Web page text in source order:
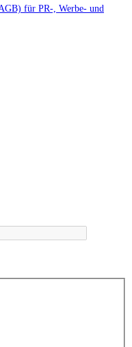
für PR-, Werbe- und